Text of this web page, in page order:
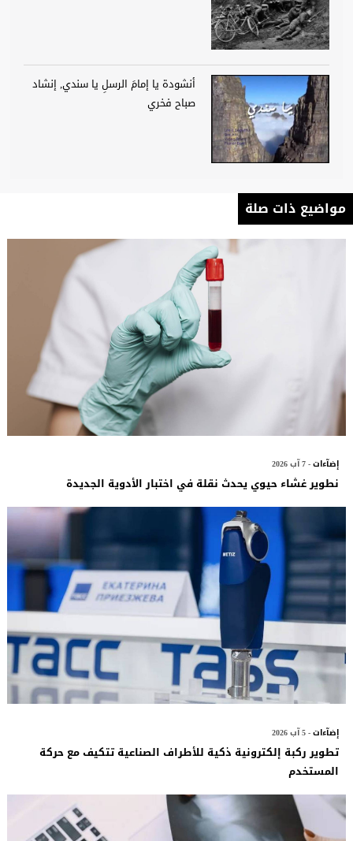
أنشودة يا إمامَ الرسلِ يا سندي, إنشاد
صباح فخري
مواضيع ذات صلة
إضآءات- 7 آب 2026
نطوير غشاء حيوي يحدث نقلة في اختبار الأدوية الجديدة
إضآءات- 5 آب 2026
تطوير ركبة إلكترونية ذكية للأطراف الصناعية تتكيف مع حركة
المستخدم